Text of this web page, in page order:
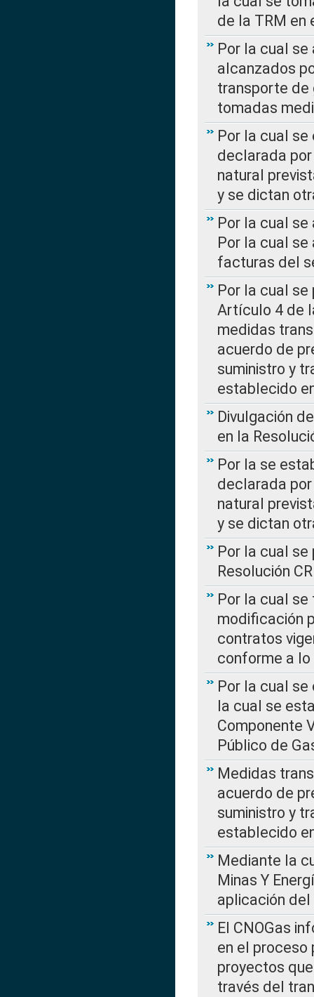
de la TRM en
Por la cual
alcanzados
transporte de
tomadas
Por la cual
declarada
natural
y se dictan
Por la cual se
Por la cual
facturas del
Por la cual
Artículo 4 de
medidas
acuerdo de
suministro y
establecido
Divulgación
en la
Por la se
declarada
natural
y se dictan
Por la cual
Resolución
Por la cual
modificación
contratos
conforme a lo
Por la cual se
la cual se
Componente
Público de
Medidas
acuerdo de
suministro y
establecido
Mediante la
Minas Y
aplicación
El CNOGas
en el proceso
proyectos
través del